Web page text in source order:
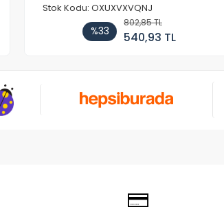
Stok Kodu: OXUXVXVQNJ
%33
802,85 TL
540,93 TL